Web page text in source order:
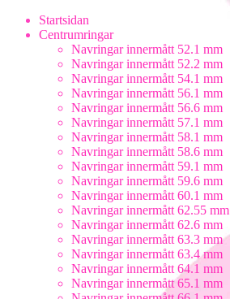
Startsidan
Centrumringar
Navringar innermått 52.1 mm
Navringar innermått 52.2 mm
Navringar innermått 54.1 mm
Navringar innermått 56.1 mm
Navringar innermått 56.6 mm
Navringar innermått 57.1 mm
Navringar innermått 58.1 mm
Navringar innermått 58.6 mm
Navringar innermått 59.1 mm
Navringar innermått 59.6 mm
Navringar innermått 60.1 mm
Navringar innermått 62.55 mm
Navringar innermått 62.6 mm
Navringar innermått 63.3 mm
Navringar innermått 63.4 mm
Navringar innermått 64.1 mm
Navringar innermått 65.1 mm